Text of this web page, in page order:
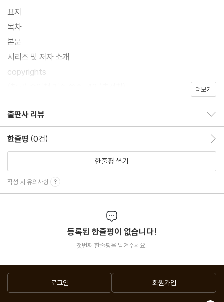
표지
목차
본문
시리즈 및 저자 소개
copyrights
더보기
출판사 리뷰
한줄평 (0건)
한줄평 쓰기
작성 시 유의사항
등록된 한줄평이 없습니다!
첫번째 한줄평을 남겨주세요.
로그인 회원가입